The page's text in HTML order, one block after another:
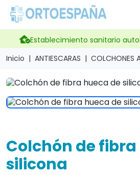
Establecimiento sanitario
Inicio
ANTIESCARAS COLCHONES
Colchón de
silicona